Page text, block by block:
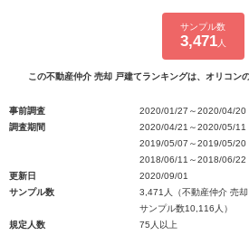
サンプル数
3,471人
この不動産仲介 売却 戸建てランキングは、オリコン
事前調査
2020/01/27～2020/04/20
調査期間
2020/04/21～2020/05/11
2019/05/07～2019/05/20
2018/06/11～2018/06/22
更新日
2020/09/01
サンプル数
3,471人（不動産仲介 売
サンプル数10,116人）
規定人数
75人以上